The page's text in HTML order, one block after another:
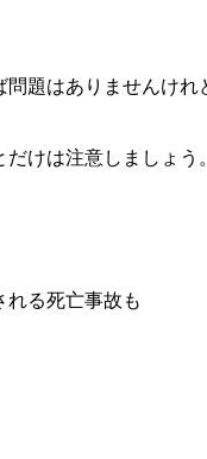
題はありませんけれ
けは注意しましょう。
れる死亡事故も